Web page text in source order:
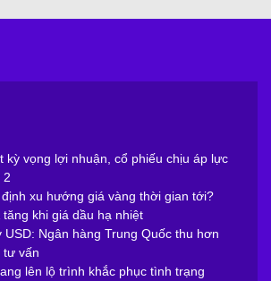
kỳ vọng lợi nhuận, cổ phiếu chịu áp lực
2
xu hướng giá vàng thời gian tới?
khi giá dầu hạ nhiệt
USD: Ngân hàng Trung Quốc thu hơn
tư vấn
lên lộ trình khắc phục tình trạng